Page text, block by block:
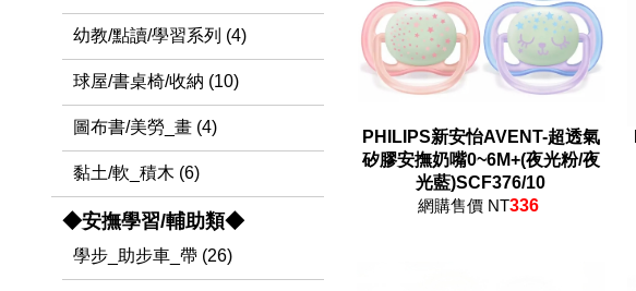
PHILIPS新安怡AVENT-超透氣
矽膠安撫奶嘴0~6M+(夜光粉/夜
光藍)SCF376/10
網購售價 NT336
幼教/點讀/學習系列 (4)
球屋/書桌椅/收納 (10)
圖布書/美勞_畫 (4)
黏土/軟_積木 (6)
◆安撫學習/輔助類◆
學步_助步車_帶 (26)